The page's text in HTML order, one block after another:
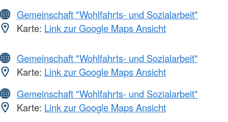
Gemeinschaft "Wohlfahrts- und Sozialarbeit"
Karte: Link zur Google Maps Ansicht
Gemeinschaft "Wohlfahrts- und Sozialarbeit"
Karte: Link zur Google Maps Ansicht
Gemeinschaft "Wohlfahrts- und Sozialarbeit"
Karte: Link zur Google Maps Ansicht